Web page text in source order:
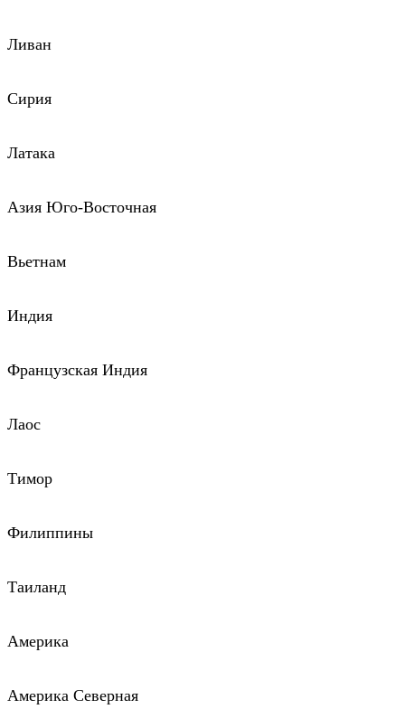
Ливан
Сирия
Латака
Азия Юго-Восточная
Вьетнам
Индия
Французская Индия
Лаос
Тимор
Филиппины
Таиланд
Америка
Америка Северная